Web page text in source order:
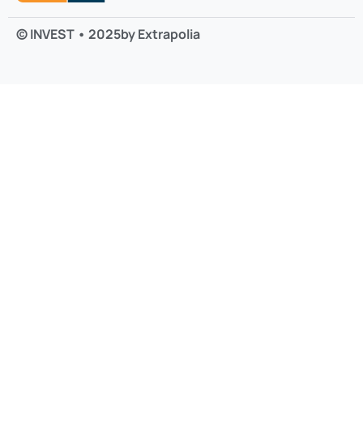
© INVEST • 2025by Extrapolia